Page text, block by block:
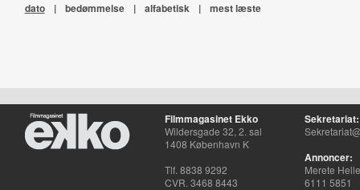
dato | bedømmelse | alfabetisk | mest læste
Filmmagasinet Ekko
Wildersgade 32, 2. sal
1408 København K
Tlf. 8838 9292
CVR. 3468 8443
Sekretariat:
Annoncer:
Merete
6111 5851